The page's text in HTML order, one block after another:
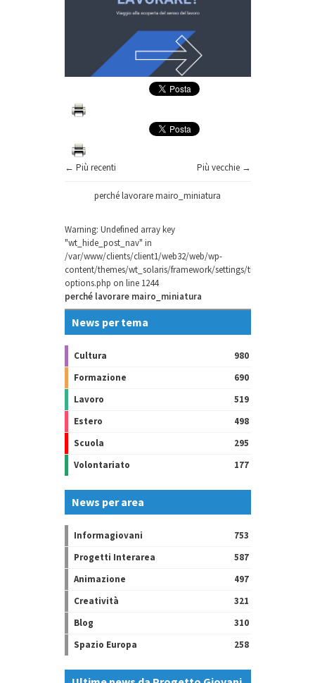
← Più recenti Più vecchie →
perché lavorare mairo_miniatura
Warning: Undefined array key
"wt_hide_post_nav" in
/var/www/clients/client1/web32/web/wp-
content/themes/wt_solaris/framework/settings/theme-
options.php on line 1244
perché lavorare mairo_miniatura
News per tema
Cultura
980
Formazione
690
Lavoro
519
Estero
498
Scuola
295
Volontariato
177
News per area
Informagiovani
753
Progetti Interarea
587
Animazione
497
Creatività
321
Blog
310
Spazio Europa
258